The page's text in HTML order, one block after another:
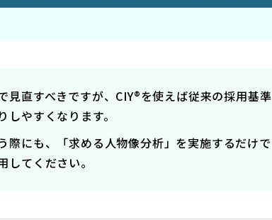
見直すべきですが、CIY®を使えば従来の採用基準
やすくなります。
際にも、「求める人物像分析」を実施するだけで
てください。